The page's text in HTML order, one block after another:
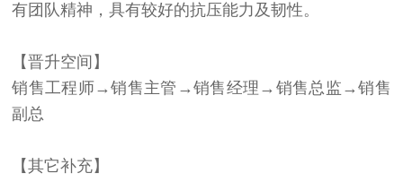
有团队精神，具有较好的抗压能力及韧性。
【晋升空间】
销售工程师→销售主管→销售经理→销售总监→销售
副总
【其它补充】